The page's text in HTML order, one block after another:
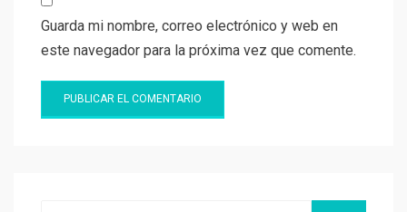
Guarda mi nombre, correo electrónico y web en
este navegador para la próxima vez que comente.